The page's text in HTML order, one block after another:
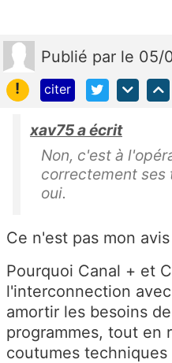
Publié par le 05/
!
citer
xav75 a écrit
Non, c'est à
correctement ses
oui.
Ce n'est pas mon
Pourquoi Canal + et
l'interconnection
amortir les besoins
programmes, tout en
coutumes